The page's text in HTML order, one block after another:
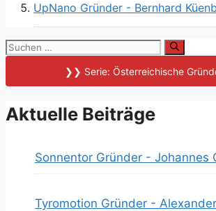
UpNano Gründer - Bernhard
Suchen
❯❯ Serie: Österreichische
Aktuelle Beiträge
Sonnentor Gründer - Johannes
Tyromotion Gründer -